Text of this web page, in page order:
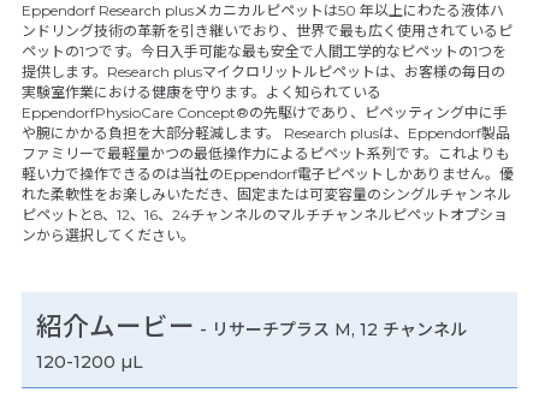
Eppendorf Research plusメカニカルピペットは50 年以上にわたる液体ハ
ンドリング技術の革新を引き継いでおり、世界で最も広く使用されているピ
ペットの1つです。今日入手可能な最も安全で人間工学的なピペットの1つを
提供します。Research plusマイクロリットルピペットは、お客様の毎日の
実験室作業における健康を守ります。よく知られている
EppendorfPhysioCare Concept®の先駆けであり、ピペッティング中に手
や腕にかかる負担を大部分軽減します。 Research plusは、Eppendorf製品
ファミリーで最軽量かつの最低操作力によるピペット系列です。これよりも
軽い力で操作できるのは当社のEppendorf電子ピペットしかありません。優
れた柔軟性をお楽しみいただき、固定または可変容量のシングルチャンネル
ピペットと8、12、16、24チャンネルのマルチチャンネルピペットオプショ
ンから選択してください。
紹介ムービー - リサーチプラス M, 12 チャンネル
120-1200 µL